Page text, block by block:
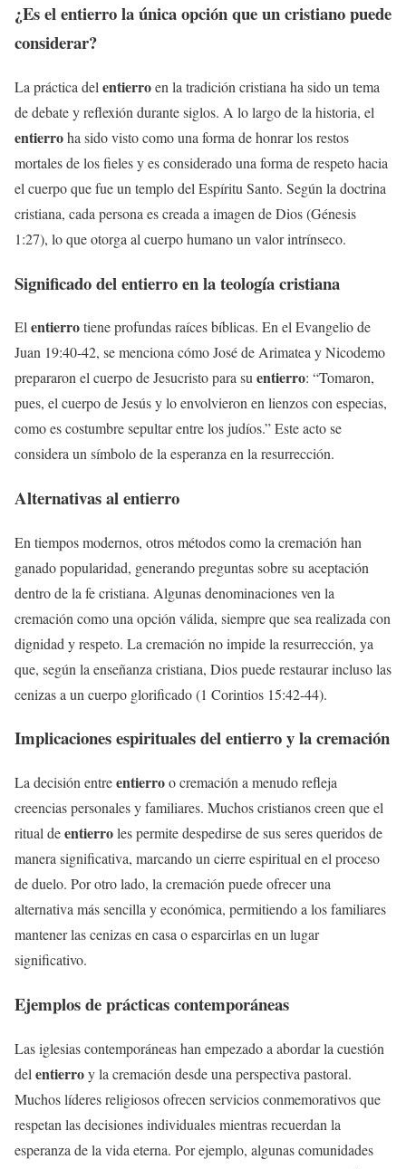
¿Es elentierrola única opción que un cristiano puede
considerar?
La práctica del entierroen la tradición cristiana ha sido un tema
de debate y reflexión durante siglos. A lo largo de la historia, el
entierroha sido visto como una forma de honrar los restos
mortales de los fieles y es considerado una forma de respeto hacia
el cuerpo que fue un templo del Espíritu Santo. Según la doctrina
cristiana, cada persona es creada a imagen de Dios (Génesis
1:27), lo que otorga al cuerpo humano un valor intrínseco.
Significado delentierroen la teología cristiana
Elentierrotiene profundas raíces bíblicas. En el Evangelio de
Juan 19:40-42, se menciona cómo José de Arimatea y Nicodemo
prepararon el cuerpo de Jesucristo para suentierro: “Tomaron,
pues, el cuerpo de Jesús y lo envolvieron en lienzos con especias,
como es costumbre sepultar entre los judíos.” Este acto se
considera un símbolo de la esperanza en la resurrección.
Alternativas alentierro
En tiempos modernos, otros métodos como la cremación han
ganado popularidad, generando preguntas sobre su aceptación
dentro de la fe cristiana. Algunas denominaciones ven la
cremación como una opción válida, siempre que sea realizada con
dignidad y respeto. La cremación no impide la resurrección, ya
que, según la enseñanza cristiana, Dios puede restaurar incluso las
cenizas a un cuerpo glorificado (1 Corintios 15:42-44).
Implicaciones espirituales delentierroy la cremación
La decisión entreentierroo cremación a menudo refleja
creencias personales y familiares. Muchos cristianos creen que el
ritual deentierroles permite despedirse de sus seres queridos de
manera significativa, marcando un cierre espiritual en el proceso
de duelo. Por otro lado, la cremación puede ofrecer una
alternativa más sencilla y económica, permitiendo a los familiares
mantener las cenizas en casa o esparcirlas en un lugar
significativo.
Ejemplos de prácticas contemporáneas
Las iglesias contemporáneas han empezado a abordar la cuestión
del entierroy la cremación desde una perspectiva pastoral.
Muchos líderes religiosos ofrecen servicios conmemorativos que
respetan las decisiones individuales mientras recuerdan la
esperanza de la vida eterna. Por ejemplo, algunas comunidades